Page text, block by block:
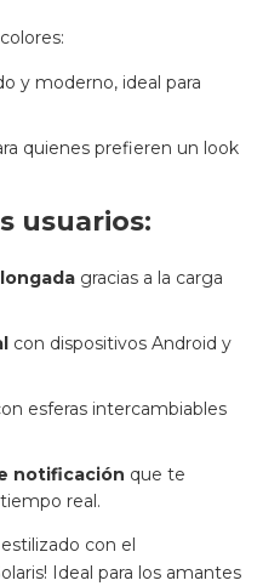
y moderno, ideal para
quienes prefieren un look
usuarios:
gracias a la carga
con dispositivos Android y
esferas intercambiables
notificación que te
real.
con el
Ideal para los amantes